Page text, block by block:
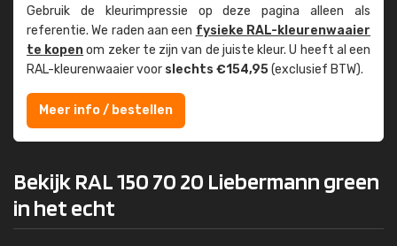
Gebruik de kleur­impressie op deze pagina alleen als
referentie. We raden aan een fysieke RAL-kleuren­waaier
te kopenom zeker te zijn van de juiste kleur. U heeft al een
RAL-kleuren­waaier voor slechts €154,95(exclusief BTW).
Meer info / bestellen
Bekijk RAL 150 70 20 Liebermann green
in het echt